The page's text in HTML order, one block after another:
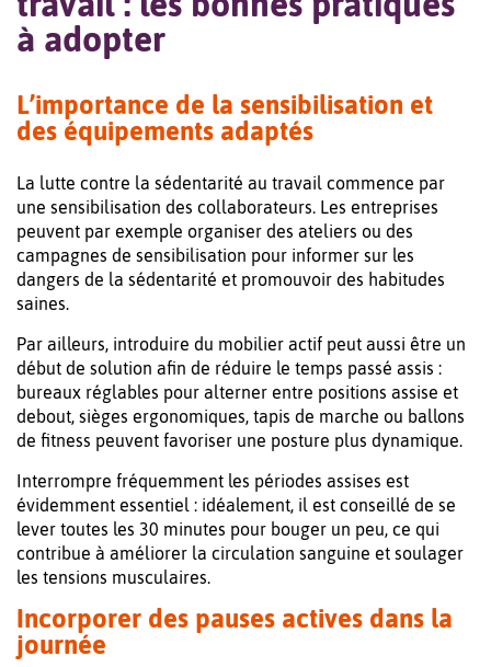
à adopter
L’importance de la sensibilisation et
des équipements adaptés
La lutte contre la sédentarité au travail commence par
une sensibilisation des collaborateurs. Les entreprises
peuvent par exemple organiser des ateliers ou des
campagnes de sensibilisation pour informer sur les
dangers de la sédentarité et promouvoir des habitudes
saines.
Par ailleurs, introduire du mobilier actif peut aussi être un
début de solution afin de réduire le temps passé assis :
bureaux réglables pour alterner entre positions assise et
debout, sièges ergonomiques, tapis de marche ou ballons
de fitness peuvent favoriser une posture plus dynamique.
Interrompre fréquemment les périodes assises est
évidemment essentiel : idéalement, il est conseillé de se
lever toutes les 30 minutes pour bouger un peu, ce qui
contribue à améliorer la circulation sanguine et soulager
les tensions musculaires.
Incorporer des pauses actives dans la
journée